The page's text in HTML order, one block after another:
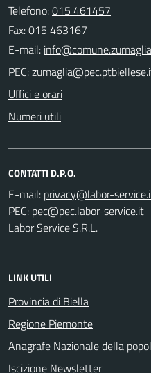
Telefono:015 461457
Fax: 015 463167
E-mail:
PEC:
Uffici e orari
Numeri utili
CONTATTI D.P.O.
E-mail:
PEC:
Labor Service S.R.L.
LINK UTILI
Provincia di Biella
Regione Piemonte
Anagrafe Nazionale della
Iscizione Newsletter